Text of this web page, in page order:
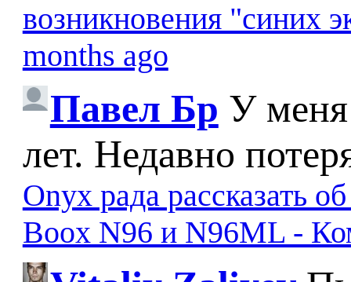
возникновения "синих
months ago
Павел Бр У меня
лет. Недавно
Onyx рада рассказать
Boox N96 и N96ML -